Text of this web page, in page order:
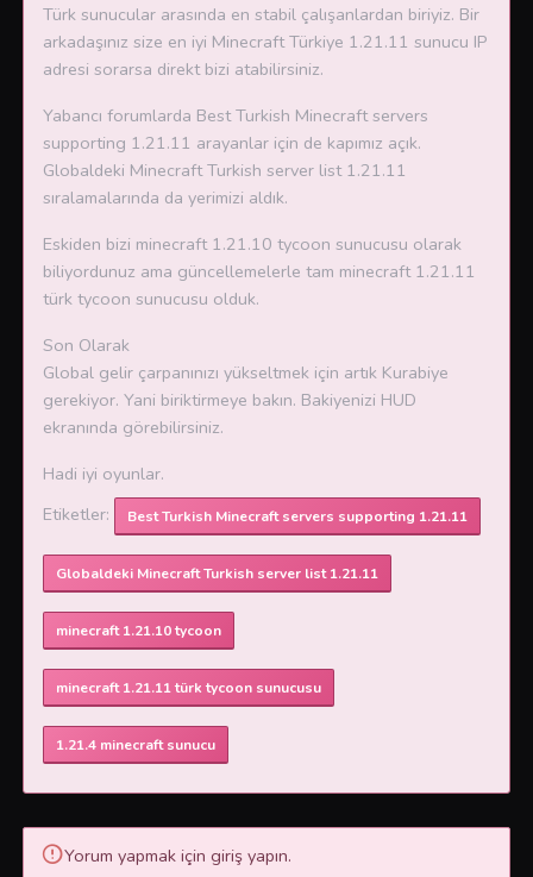
Türk sunucular arasında en stabil çalışanlardan biriyiz. Bir
arkadaşınız size en iyi Minecraft Türkiye 1.21.11 sunucu IP
adresi sorarsa direkt bizi atabilirsiniz.
Yabancı forumlarda Best Turkish Minecraft servers
supporting 1.21.11 arayanlar için de kapımız açık.
Globaldeki Minecraft Turkish server list 1.21.11
sıralamalarında da yerimizi aldık.
Eskiden bizi minecraft 1.21.10 tycoon sunucusu olarak
biliyordunuz ama güncellemelerle tam minecraft 1.21.11
türk tycoon sunucusu olduk.
Son Olarak
Global gelir çarpanınızı yükseltmek için artık Kurabiye
gerekiyor. Yani biriktirmeye bakın. Bakiyenizi HUD
ekranında görebilirsiniz.
Hadi iyi oyunlar.
Etiketler:
Best Turkish Minecraft servers supporting 1.21.11
Globaldeki Minecraft Turkish server list 1.21.11
minecraft 1.21.10 tycoon
minecraft 1.21.11 türk tycoon sunucusu
1.21.4 minecraft sunucu
Yorum yapmak için giriş yapın.